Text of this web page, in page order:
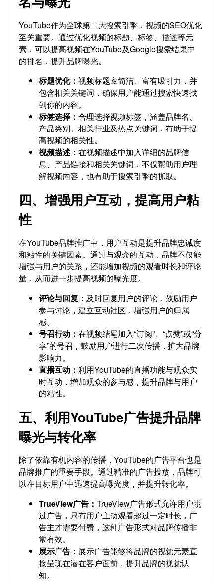
YouTube作为全球第二大搜索引擎，视频的SEO优化
至关重要。通过优化视频的标题、标签、描述等元
素，可以提高视频在YouTube及Google搜索结果中
的排名，提升品牌曝光。
标题优化：视频标题应简洁、富有吸引力，并
包含相关关键词，确保用户能通过搜索快速找
到你的内容。
标签选择：合理选择视频标签，涵盖品牌名、
产品类别、相关行业及热点关键词，有助于提
高视频的相关性。
视频描述：在视频描述中加入详细的品牌信
息、产品链接和相关关键词，不仅帮助用户理
解视频内容，也有助于搜索引擎的抓取。
四、增强用户互动，提高用户粘
性
在YouTube品牌推广中，用户互动是提升品牌忠诚度
和粘性的关键因素。通过与观众的互动，品牌不仅能
增强与用户的关系，还能增加视频的观看时长和评论
量，从而进一步提高视频的曝光度。
评论与回复： 及时回复用户的评论，鼓励用户
参与讨论，建立互动社区，增强用户的归属
感。
号召行动：在视频结尾加入“订阅”、“点赞”或“分
享”的号召，鼓励用户进行二次传播，扩大品牌
影响力。
直播互动：利用YouTube的直播功能与观众实
时互动，增加观众的参与感，提升品牌与用户
的粘性。
五、利用YouTube广告提升品牌
曝光与转化率
除了依靠有机内容的传播，YouTube的广告平台也是
品牌推广的重要手段。通过精准的广告投放，品牌可
以在目标用户中迅速提高曝光度，并提升转化率。
TrueView广告：TrueView广告形式允许用户跳
过广告，只有用户主动观看超过一定时长，广
告主才需要付费，这种广告形式对品牌传播非
常有效。
展示广告： 展示广告能够将品牌的视觉元素直
接呈现在潜在客户面前，提升品牌的视觉认
知。